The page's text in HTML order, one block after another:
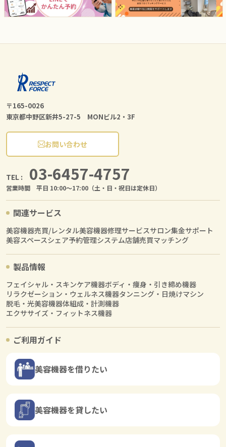
〒165-0026
東京都中野区新井5-27-5 MONビル2・3F
お問い合わせ
TEL : 03-6457-4757
営業時間 平日 10:00〜17:00（土・日・祝日は定休日）
関連サービス
美容機器売買/レンタル美容機器修理サービスサロン集金サポート
美容スペースシェア予約管理システム店舗売買マッチング
製品情報
フェイシャル・スキンケア機器ボディ・痩身・引き締め機器
リラクゼーション・ウェルネス機器タンニング・日焼けマシン
脱毛・光美容機器体組成・計測機器
エクササイズ・フィットネス機器
ご利用ガイド
美容機器を借りたい
美容機器を貸したい